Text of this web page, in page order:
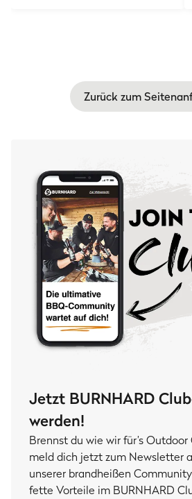
Zurück zum
Jetzt BURNHARD
werden!
Brennst du wie wir für’s
meld dich jetzt zum Newsletter
unserer brandheißen
fette Vorteile im BURNHARD